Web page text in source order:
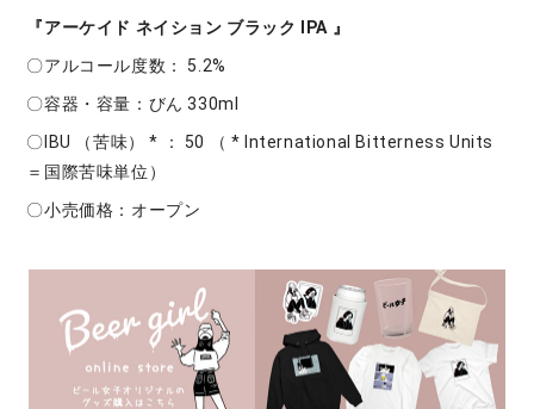
『アーケイド ネイション ブラック IPA 』
〇アルコール度数： 5.2%
〇容器・容量：びん 330ml
〇IBU （苦味） * ： 50 （ * International Bitterness Units
＝国際苦味単位）
〇小売価格：オープン